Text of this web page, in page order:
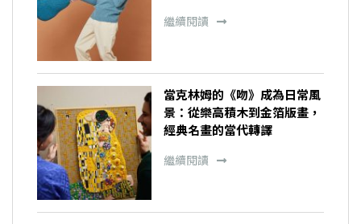
繼續閱讀
當克林姆的《吻》成為日常風
景：從樂高積木到金箔版畫，
經典名畫的當代轉譯
繼續閱讀